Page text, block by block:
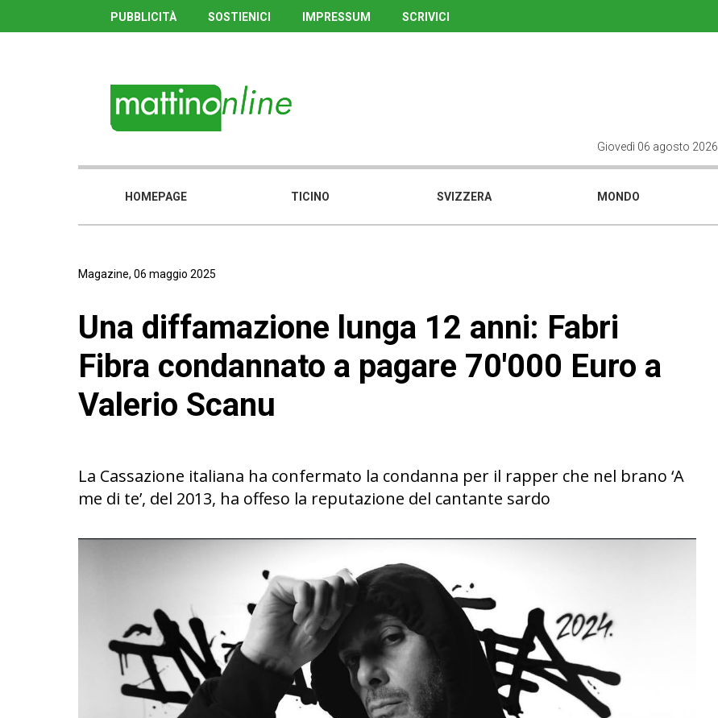
PUBBLICITÀ SOSTIENICI IMPRESSUM SCRIVICI
Giovedì 06 agosto 2026
HOMEPAGE TICINO SVIZZERA MONDO
Magazine, 06 maggio 2025
Una diffamazione lunga 12 anni: Fabri
Fibra condannato a pagare 70'000 Euro a
Valerio Scanu
La Cassazione italiana ha confermato la condanna per il rapper che nel brano ‘A
me di te’, del 2013, ha offeso la reputazione del cantante sardo